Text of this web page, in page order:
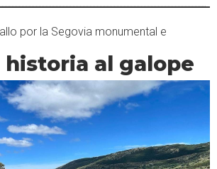
por la Segovia monumental e
historia al galope